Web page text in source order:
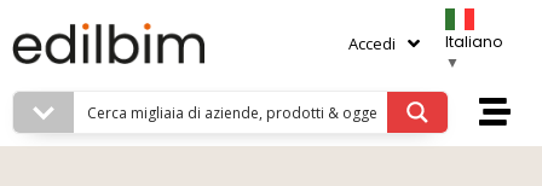
Accedi
Italiano
▼